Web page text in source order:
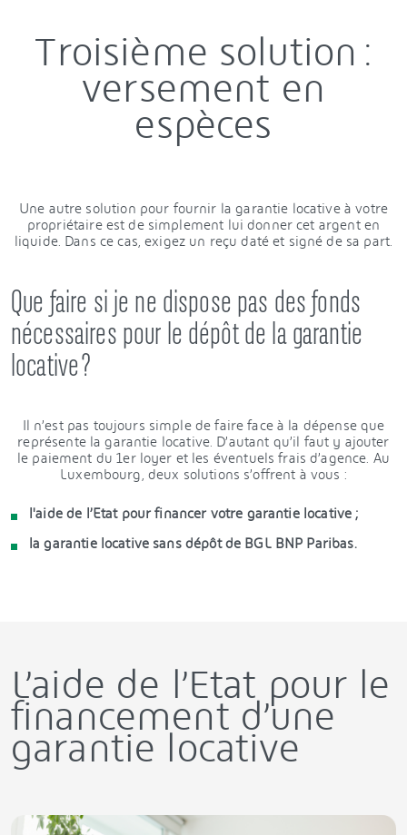
Troisième solution :
versement en
espèces
Une autre solution pour fournir la garantie locative à votre
propriétaire est de simplement lui donner cet argent en
liquide. Dans ce cas, exigez un reçu daté et signé de sa part.
Que faire si je ne dispose pas des fonds
nécessaires pour le dépôt de la garantie
locative ?
Il n’est pas toujours simple de faire face à la dépense que
représente la garantie locative. D’autant qu’il faut y ajouter
le paiement du 1er loyer et les éventuels frais d’agence. Au
Luxembourg, deux solutions s’offrent à vous :
l'aide de l’Etat pour financer votre garantie locative ;
la garantie locative sans dépôt de BGL BNP Paribas.
L’aide de l’Etat pour le
financement d’une
garantie locative